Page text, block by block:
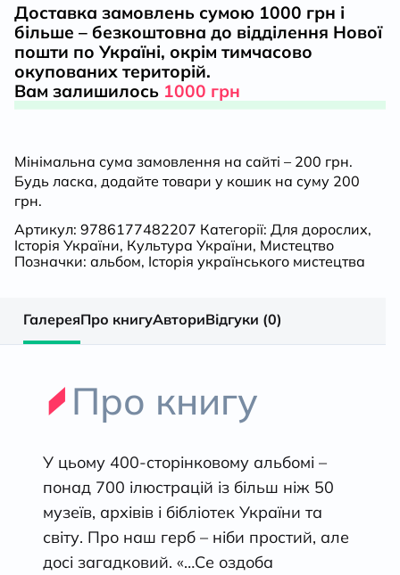
символи
від
княжих
до
сьогодення
кількість
Доставка замовлень сумою 1000 грн і
більше – безкоштовна до відділення Нової
пошти по Україні, окрім тимчасово
окупованих територій.
Вам залишилось 1000 грн
Мінімальна сума замовлення на сайті – 200 грн.
Будь ласка, додайте товари у кошик на суму 200
грн.
Артикул: 9786177482207 Категорії: Для дорослих,
Історія України, Культура України, Мистецтво
Позначки: альбом, Історія українського мистецтва
ГалереяПро книгуАвториВідгуки (0)
Про книгу
У цьому 400-сторінковому альбомі –
понад 700 ілюстрацій із більш ніж 50
музеїв, архівів і бібліотек України та
світу. Про наш герб – ніби простий, але
досі загадковий. «…Се оздоба